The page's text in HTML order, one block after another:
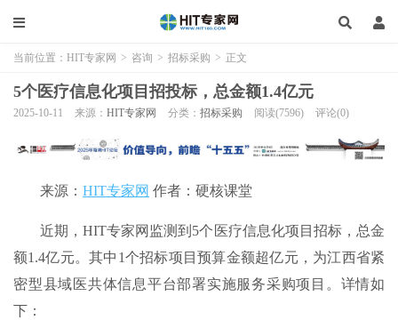
当前位置： HIT专家网 > 咨询 > 招标采购 > 正文
5个医疗信息化项目招投标，总金额1.4亿元
2025-10-11 来源： HIT专家网 分类： 招标采购 阅读(7596) 评论(0)
来源： HIT专家网 作者：硬核课堂
近期，HIT专家网监测到5个医疗信息化项目招标，总金
额1.4亿元。其中1个招标项目预算金额超亿元，为江西省紧
密型县域医共体信息平台部署实施服务采购项目。详情如
下：